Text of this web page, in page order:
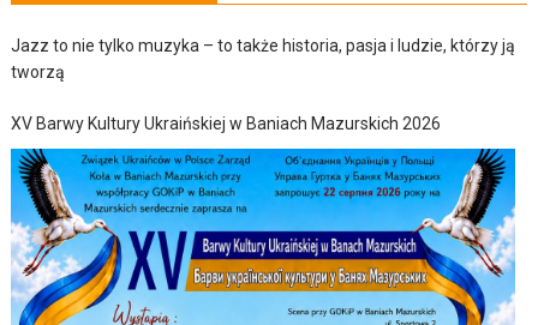
Jazz to nie tylko muzyka – to także historia, pasja i ludzie, którzy ją
tworzą
XV Barwy Kultury Ukraińskiej w Baniach Mazurskich 2026